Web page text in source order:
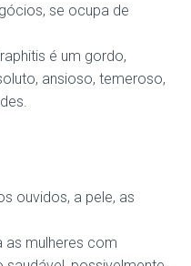
se ocupa de
é um gordo,
ansioso, temeroso,
ouvidos, a pele, as
as mulheres com